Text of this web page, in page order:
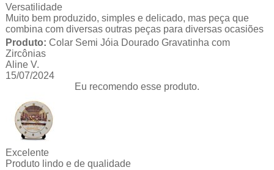
Versatilidade
Muito bem produzido, simples e delicado, mas peça que
combina com diversas outras peças para diversas ocasiões
Produto: Colar Semi Jóia Dourado Gravatinha com
Zircônias
Aline V.
15/07/2024
Eu recomendo esse produto.
Excelente
Produto lindo e de qualidade